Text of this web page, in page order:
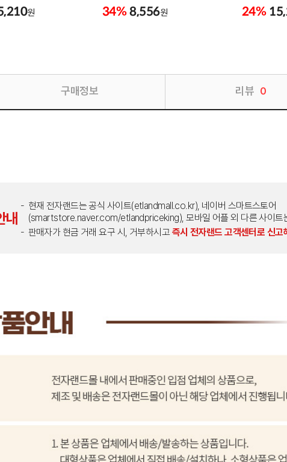
원 34% 8,556원 24%
구매정보 리뷰 0
내
현재 전자랜드는 공식 사이트(etlandmall.co.kr), 네이버 스마트스토어
(smartstore.naver.com/etlandpriceking), 모바일 어플 외 다른 사이트
판매자가 현금 거래 요구 시, 거부하시고 즉시 전자랜드 고객센터로 신고